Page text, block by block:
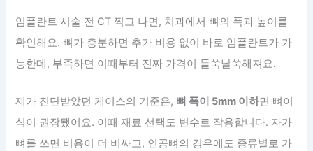
임플란트 시술 전 CT 찍고 나면, 치과에서 뼈의 폭과 높이를
확인해요. 뼈가 충분하면 추가 비용 없이 바로 임플란트가 가
능한데, 부족하면 이때부터 진짜 가격이 들쑥날쑥해져요.
제가 진단받았던 케이스의 기준은, 뼈 폭이 5mm 이하면 뼈이
식이 권장됐어요. 이때 재료 선택도 변수로 작용합니다. 자가
뼈를 쓰면 비용이 더 비싸고, 인공뼈의 경우에도 종류별로 가